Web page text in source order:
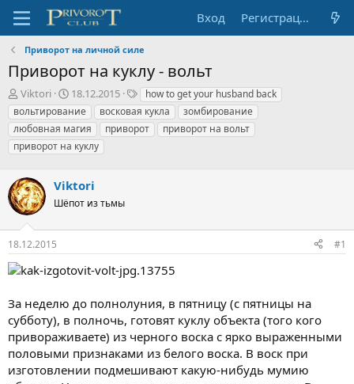
Вход Регистрация
Приворот на личной силе
Приворот на куклу - вольт
А
в
т
о
р
е
м
ы
Viktori
Д
а
т
а
н
а
л
18.12.2015
Т
е
г
и
how to get your husband back
вольтирование
восковая кукла
зомбирование
любовная магия
приворот
приворот на вольт
приворот на куклу
Viktori
Шёпот из тьмы
18.12.2015 #1
За неделю до полнолуния, в пятницу (с пятницы на
субботу), в полночь, готовят куклу объекта (того кого
привораживаете) из черного воска с ярко выраженными
половыми признаками из белого воска. В воск при
изготовлении подмешивают какую-нибудь мумию